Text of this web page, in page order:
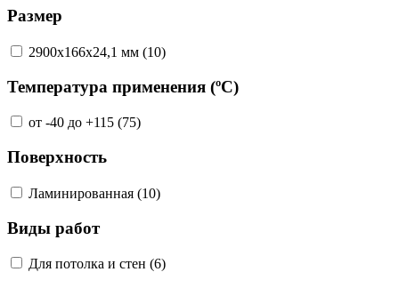
Размер
2900х166х24,1 мм (10)
Температура применения (ºС)
от -40 до +115 (75)
Поверхность
Ламинированная (10)
Виды работ
Для потолка и стен (6)